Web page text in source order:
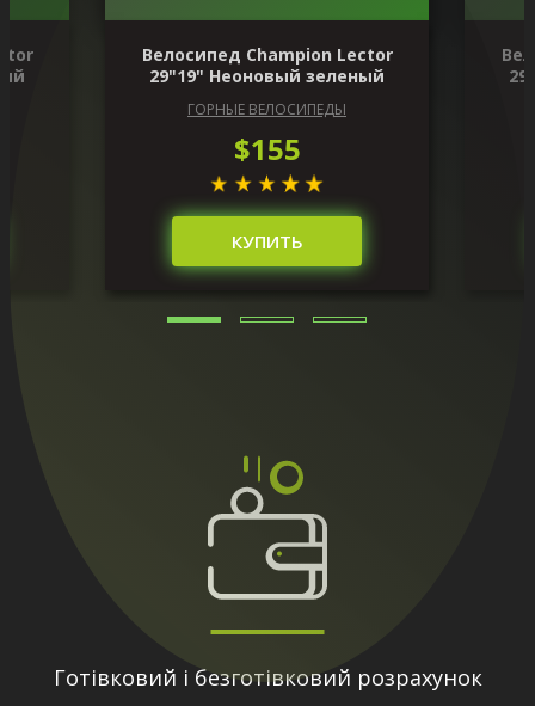
Велосипед Champion Lector
29"19" Неоновый зеленый
ГОРНЫЕ ВЕЛОСИПЕДЫ
$155
КУПИТЬ
Готівковий і безготівковий розрахунок